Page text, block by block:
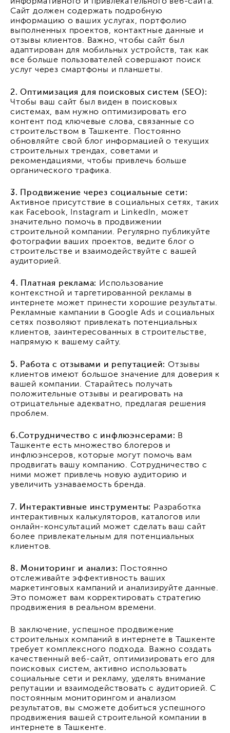
информативного и привлекательного веб-сайта.
Сайт должен содержать подробную
информацию о ваших услугах, портфолио
выполненных проектов, контактные данные и
отзывы клиентов. Важно, чтобы сайт был
адаптирован для мобильных устройств, так как
все больше пользователей совершают поиск
услуг через смартфоны и планшеты.
2. Оптимизация для поисковых систем (SEO):
Чтобы ваш сайт был виден в поисковых
системах, вам нужно оптимизировать его
контент под ключевые слова, связанные со
строительством в Ташкенте. Постоянно
обновляйте свой блог информацией о текущих
строительных трендах, советами и
рекомендациями, чтобы привлечь больше
органического трафика.
3. Продвижение через социальные сети:
Активное присутствие в социальных сетях, таких
как Facebook, Instagram и LinkedIn, может
значительно помочь в продвижении
строительной компании. Регулярно публикуйте
фотографии ваших проектов, ведите блог о
строительстве и взаимодействуйте с вашей
аудиторией.
4. Платная реклама: Использование
контекстной и таргетированной рекламы в
интернете может принести хорошие результаты.
Рекламные кампании в Google Ads и социальных
сетях позволяют привлекать потенциальных
клиентов, заинтересованных в строительстве,
напрямую к вашему сайту.
5. Работа с отзывами и репутацией: Отзывы
клиентов имеют большое значение для доверия к
вашей компании. Старайтесь получать
положительные отзывы и реагировать на
отрицательные адекватно, предлагая решения
проблем.
6.Сотрудничество с инфлюэнсерами: В
Ташкенте есть множество блогеров и
инфлюэнсеров, которые могут помочь вам
продвигать вашу компанию. Сотрудничество с
ними может привлечь новую аудиторию и
увеличить узнаваемость бренда.
7. Интерактивные инструменты: Разработка
интерактивных калькуляторов, каталогов или
онлайн-консультаций может сделать ваш сайт
более привлекательным для потенциальных
клиентов.
8. Мониторинг и анализ: Постоянно
отслеживайте эффективность ваших
маркетинговых кампаний и анализируйте данные.
Это поможет вам корректировать стратегию
продвижения в реальном времени.
В заключение, успешное продвижение
строительных компаний в интернете в Ташкенте
требует комплексного подхода. Важно создать
качественный веб-сайт, оптимизировать его для
поисковых систем, активно использовать
социальные сети и рекламу, уделять внимание
репутации и взаимодействовать с аудиторией. С
постоянным мониторингом и анализом
результатов, вы сможете добиться успешного
продвижения вашей строительной компании в
интернете в Ташкенте.